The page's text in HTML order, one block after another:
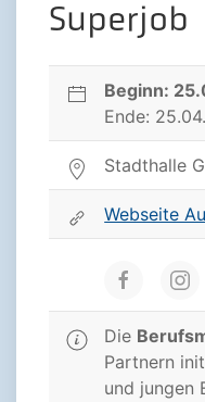
Superjob
Beginn:
Ende:
Stadthalle
Webseite
Die
Partnern
und jungen